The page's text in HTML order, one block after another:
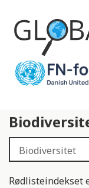
Rødlisteindekset